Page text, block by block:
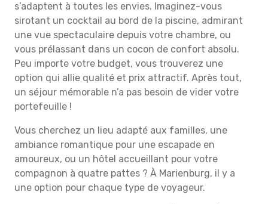
s’adaptent à toutes les envies. Imaginez-vous
sirotant un cocktail au bord de la piscine, admirant
une vue spectaculaire depuis votre chambre, ou
vous prélassant dans un cocon de confort absolu.
Peu importe votre budget, vous trouverez une
option qui allie qualité et prix attractif. Après tout,
un séjour mémorable n’a pas besoin de vider votre
portefeuille !
Vous cherchez un lieu adapté aux familles, une
ambiance romantique pour une escapade en
amoureux, ou un hôtel accueillant pour votre
compagnon à quatre pattes ? À Marienburg, il y a
une option pour chaque type de voyageur.